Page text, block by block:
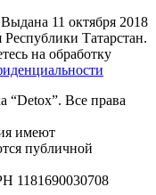
11 октября 2018
Татарстан.
на обработку
“Detox”. Все права
имеют
публичной
1181690030708